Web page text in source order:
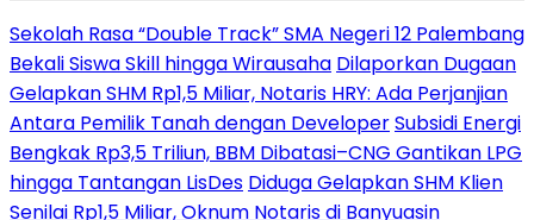
Sekolah Rasa “Double Track” SMA Negeri 12 Palembang
Bekali Siswa Skill hingga Wirausaha Dilaporkan Dugaan
Gelapkan SHM Rp1,5 Miliar, Notaris HRY: Ada Perjanjian
Antara Pemilik Tanah dengan DeveloperSubsidi Energi
Bengkak Rp3,5 Triliun, BBM Dibatasi–CNG Gantikan LPG
hingga Tantangan LisDes Diduga Gelapkan SHM Klien
Senilai Rp1,5 Miliar, Oknum Notaris di Banyuasin